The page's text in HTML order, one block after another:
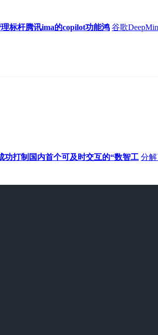
标杆腾讯ima的copilot功能鸿 谷歌
功打制国内首个可及时交互的“数智工 分